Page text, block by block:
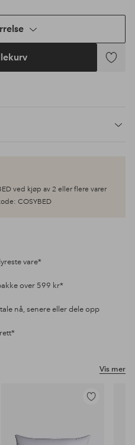
Legg
ved kjøp av 2 eller flere varer
COSYBED
vare*
over 599 kr*
nå, senere eller dele opp
Vis mer
Legg